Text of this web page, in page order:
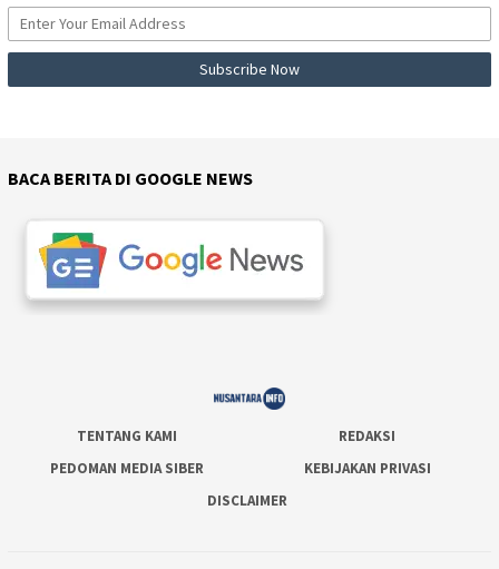
BACA BERITA DI GOOGLE NEWS
TENTANG KAMI
REDAKSI
PEDOMAN MEDIA SIBER
KEBIJAKAN PRIVASI
DISCLAIMER